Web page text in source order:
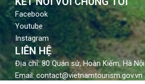
Facebook
Youtube
Instagram
LIÊN HỆ
Địa chỉ: 80 Quán sứ, Hoàn Kiếm, Hà Nội
Email: contact@vietnamtourism.gov.vn